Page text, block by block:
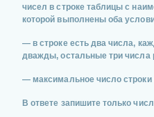
чисел в строке таблицы с
которой выполнены оба
— в строке есть два числа,
дважды, остальные три числа
— максимальное число строки
В ответе запишите только